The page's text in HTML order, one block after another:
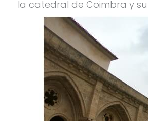
la catedral de Coimbra y